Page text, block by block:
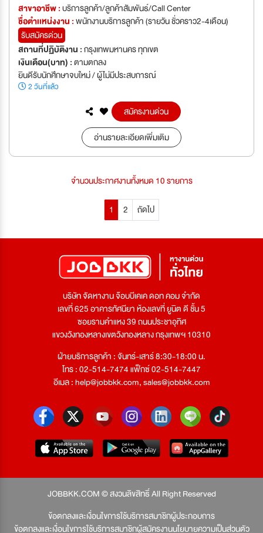
สาขาอาชีพ :บริการลูกค้า/ลูกค้าสัมพันธ์/Call Center
ชื่อตำเเหน่งงาน :พนักงานบริการลูกค้า (รายวัน ชั่วคราว2-4เดือน)
รับสมัครด่วน
สถานที่ปฏิบัติงาน :กรุงเทพมหานคร ทุกเขต
เงินเดือน(บาท) :ตามตกลง
ยินดีรับนักศึกษาจบใหม่ / ผู้ไม่มีประสบการณ์
2 วันที่แล้ว
สมัครงานด่วน
อ่านรายละเอียดเพิ่มเติม
จำนวนประกาศงานทั้งหมด 10 รายการ
1 2 ถัดไป
บริษัท จัดหางาน จ๊อบบีเคเค ดอท คอม จำกัด
เลขที่ 625 อาคารทัศนียา ห้องเลขที่ ยูนิต ดี ชั้น 5
ซอยรามคำแหง 39 ถนนประชาอุทิศ
แขวงวังทองหลางเขตวังทองหลาง กรุงเทพฯ 10310
ฝ่ายบริการลูกค้า : จันทร์-เสาร์ 8:30-18:00 น.
โทร : 02-514-7474 แฟ็กซ์ 02-514-7447
อีเมล :help@jobbkk.com,sales@jobbkk.com
JOBBKK.COM © สงวนลิขสิทธิ์ All Right Reserved
ข้อตกลงและเงื่อนไขการใช้บริการสมาชิกผู้ประกอบการ
ข้อตกลงและเงื่อนไขการใช้บริการสมาชิกผู้สมัครงานนโยบายความเป็นส่วนตัว